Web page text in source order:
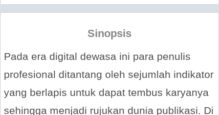
Sinopsis
Pada era digital dewasa ini para penulis
profesional ditantang oleh sejumlah indikator
yang berlapis untuk dapat tembus karyanya
sehingga menjadi rujukan dunia publikasi. Di